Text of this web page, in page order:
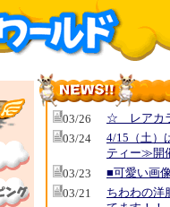
03/26
☆ レアカ
03/24
4/15（土）
ティー≫開
03/23
■可愛い画
03/21
ちわわの洋